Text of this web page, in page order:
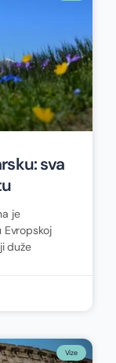
sva
je
Evropskoj
duže
Vize